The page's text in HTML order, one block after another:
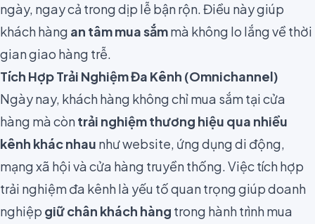
ngày, ngay cả trong dịp lễ bận rộn. Điều này giúp
khách hàng an tâm mua sắmmà không lo lắng về thời
gian giao hàng trễ.
Tích Hợp Trải Nghiệm Đa Kênh (Omnichannel)
Ngày nay, khách hàng không chỉ mua sắm tại cửa
hàng mà còntrải nghiệm thương hiệu qua nhiều
kênh khác nhau như website, ứng dụng di động,
mạng xã hội và cửa hàng truyền thống. Việc tích hợp
trải nghiệm đa kênh là yếu tố quan trọng giúp doanh
nghiệp giữ chân khách hàng trong hành trình mua